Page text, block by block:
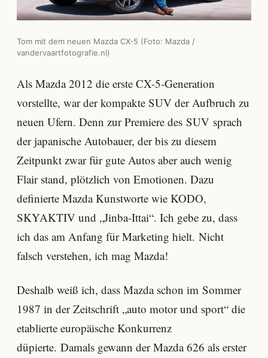
Tom mit dem neuen Mazda CX-5 (Foto: Mazda /
vandervaartfotografie.nl)
Als Mazda 2012 die erste CX-5-Generation
vorstellte, war der kompakte SUV der Aufbruch zu
neuen Ufern. Denn zur Premiere des SUV sprach
der japanische Autobauer, der bis zu diesem
Zeitpunkt zwar für gute Autos aber auch wenig
Flair stand, plötzlich von Emotionen. Dazu
definierte Mazda Kunstworte wie KODO,
SKYAKTIV und „Jinba-Ittai“. Ich gebe zu, dass
ich das am Anfang für Marketing hielt. Nicht
falsch verstehen, ich mag Mazda!
Deshalb weiß ich, dass Mazda schon im Sommer
1987 in der Zeitschrift „auto motor und sport“ die
etablierte europäische Konkurrenz
düpierte. Damals gewann der Mazda 626 als erster